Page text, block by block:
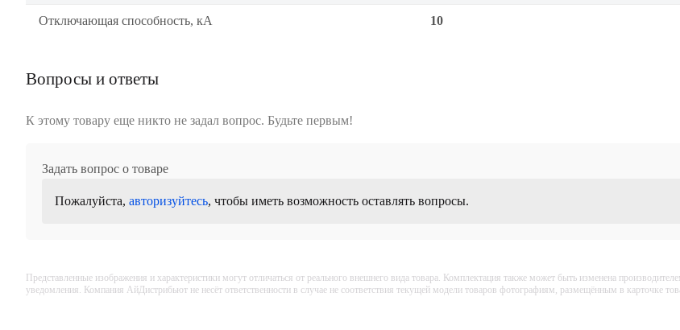
Отключающая способность, кА 10
Вопросы и ответы
К этому товару еще никто не задал вопрос. Будьте первым!
Задать вопрос о товаре
Пожалуйста, авторизуйтесь, чтобы иметь возможность оставлять вопросы.
Представленные изображения и характеристики могут отличаться от реального внешнего вида товара. Комплектация также может быть изменена
уведомления. Компания АйДистрибьют не несёт ответственности в случае не соответствия текущей модели товаров фотографиям, размещённым в карточке